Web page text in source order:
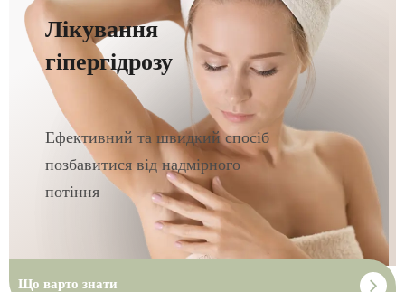
Лікування
гіпергідрозу
Ефективний та швидкий спосіб
позбавитися від надмірного
потіння
Що варто знати